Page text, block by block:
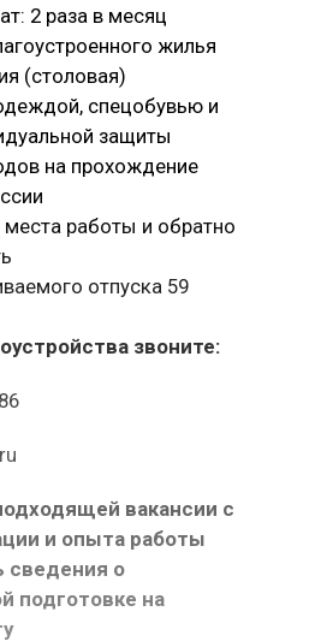
2 раза в месяц
жилья
(столовая)
спецобувью и
защиты
на прохождение
работы и обратно
отпуска 59
звоните:
вакансии с
и опыта работы
сведения о
подготовке на